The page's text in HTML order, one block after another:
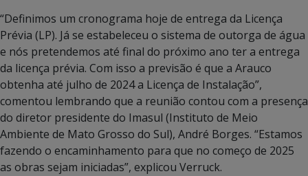
“Definimos um cronograma hoje de entrega da Licença
Prévia (LP). Já se estabeleceu o sistema de outorga de água
e nós pretendemos até final do próximo ano ter a entrega
da licença prévia. Com isso a previsão é que a Arauco
obtenha até julho de 2024 a Licença de Instalação”,
comentou lembrando que a reunião contou com a presença
do diretor presidente do Imasul (Instituto de Meio
Ambiente de Mato Grosso do Sul), André Borges. “Estamos
fazendo o encaminhamento para que no começo de 2025
as obras sejam iniciadas”, explicou Verruck.